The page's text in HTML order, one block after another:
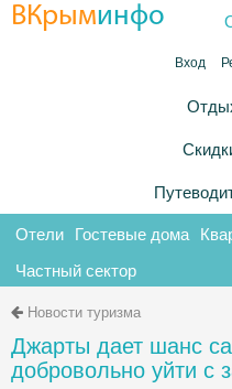
ВКрыминфо
Вход
Отели Гостевые дома
Частный сектор
Новости туризма
Джарты дает шанс
добровольно уйти с